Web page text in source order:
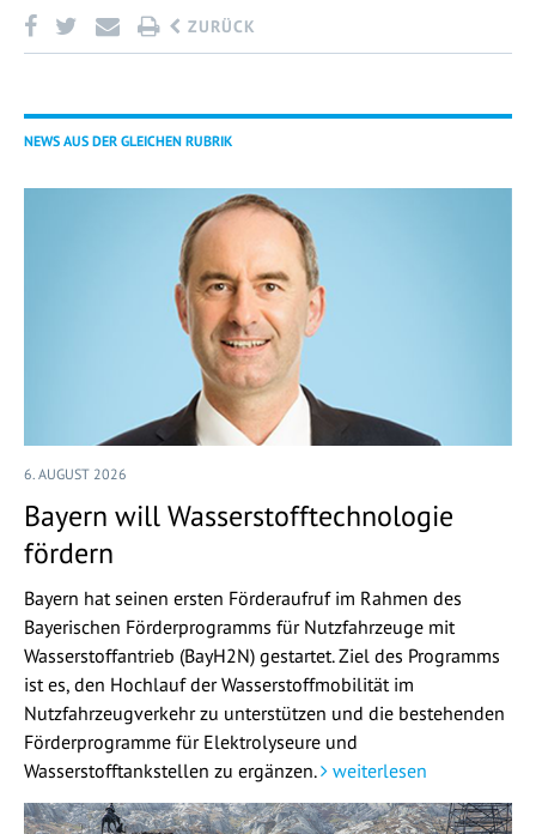
ZURÜCK
NEWS AUS DER GLEICHEN RUBRIK
6. AUGUST 2026
Bayern will Wasserstofftechnologie
fördern
Bayern hat seinen ersten Förderaufruf im Rahmen des
Bayerischen Förderprogramms für Nutzfahrzeuge mit
Wasserstoffantrieb (BayH2N) gestartet. Ziel des Programms
ist es, den Hochlauf der Wasserstoffmobilität im
Nutzfahrzeugverkehr zu unterstützen und die bestehenden
Förderprogramme für Elektrolyseure und
Wasserstofftankstellen zu ergänzen.
weiterlesen